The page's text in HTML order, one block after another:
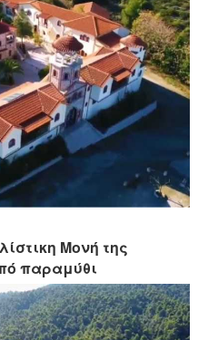
Μονή της
παραμύθι